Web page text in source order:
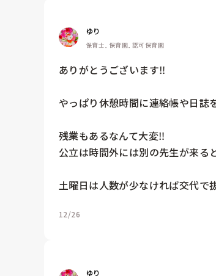
ゆり
保育士, 保育園, 認可保育園
ありがとうございます‼️
やっぱり休憩時間に連絡帳や日誌
残業もあるなんて大変‼️
公立は時間外には別の先生が来る
土曜日は人数が少なければ交代で
12/26
ゆり